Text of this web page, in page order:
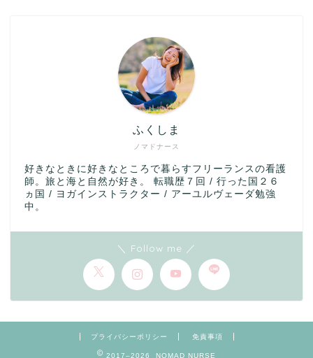
ノマドナース
ふくしま
好きなときに好きなところで暮らすフリーランスの看護
師。旅と海と自然が好き。 転職歴７回 / 行った国２６
ヵ国 / ヨガインストラクター / アーユルヴェーダ勉強
中。
＼ Follow me ／
プライバシーポリシー 免責事項
2017–2026 NOMAD NURSE